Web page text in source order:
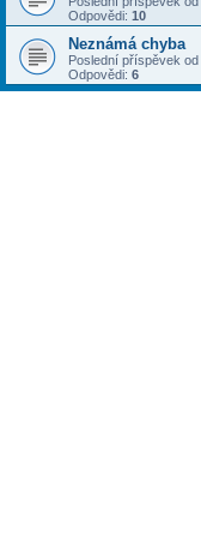
Odpovědi: 10
Neznámá chyba
Poslední příspěvek od
Odpovědi: 6